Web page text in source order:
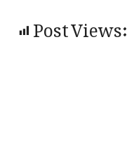
Post Views: